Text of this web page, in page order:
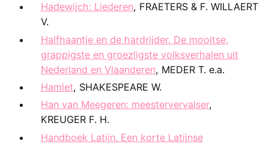
Hadewijch: Liederen, FRAETERS & F. WILLAERT
V.
Halfhaantje en de hardrijder. De mooitse,
grappigste en groezligste volksverhalen uit
Nederland en Vlaanderen, MEDER T. e.a.
Hamlet, SHAKESPEARE W.
Han van Meegeren: meestervervalser,
KREUGER F. H.
Handboek Latijn. Een korte Latijnse